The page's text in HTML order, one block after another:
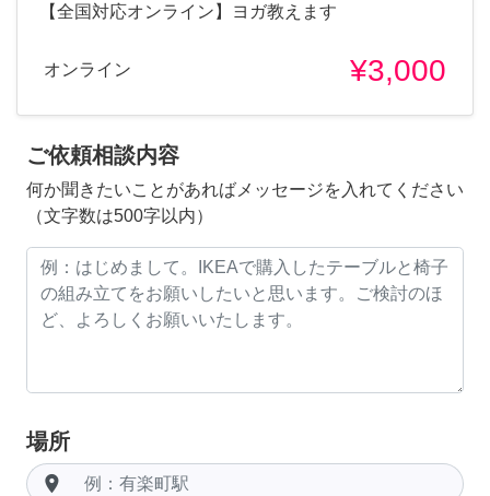
【全国対応オンライン】ヨガ教えます
オンライン ¥3,000
ご依頼相談内容
何か聞きたいことがあればメッセージを入れてください
（文字数は500字以内）
場所
room